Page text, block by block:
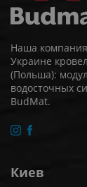
Наша
Украине
(Польша):
водосточных
BudMat.
Киев